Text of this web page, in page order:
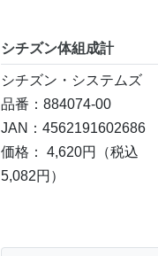
シチズン体組成計
シチズン・システムズ
品番：884074-00
JAN：4562191602686
価格： 4,620円
（税込
5,082円）